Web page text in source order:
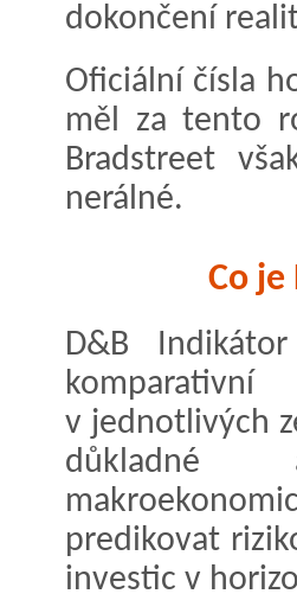
dokončení
Oficiální čísla
měl za tento
Bradstreet
nerálné.
Co
D&B
v jednotlivých
důkladné
predikovat
investic v